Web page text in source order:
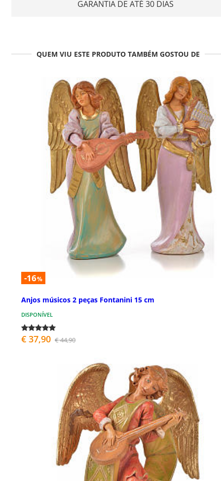
GARANTIA DE ATÉ 30 DIAS
QUEM VIU ESTE PRODUTO TAMBÉM GOSTOU DE
-16%
Anjos músicos 2 peças Fontanini 15 cm
DISPONÍVEL
€ 37,90 € 44,90